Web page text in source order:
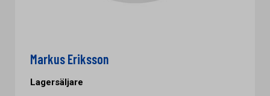
Markus Eriksson
Lagersäljare